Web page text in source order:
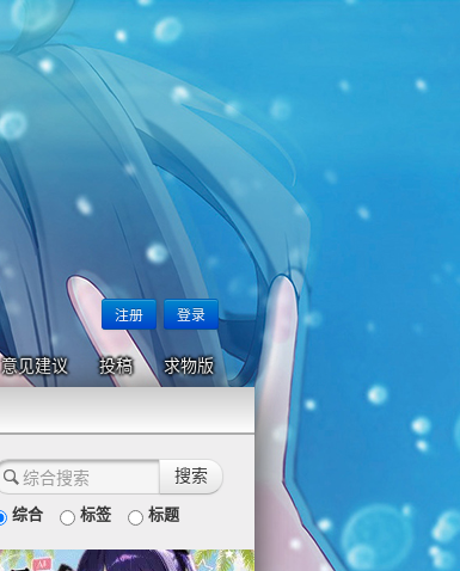
注册 登录
意见建议 投稿 求物版
综合 标签 标题